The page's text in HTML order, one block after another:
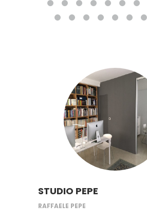
STUDIO PEPE
RAFFAELE PEPE